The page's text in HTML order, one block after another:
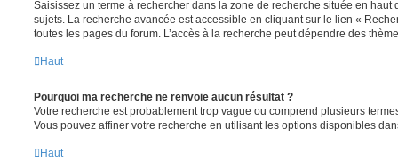
Saisissez un terme à rechercher dans la zone de recherche située en haut
sujets. La recherche avancée est accessible en cliquant sur le lien «
toutes les pages du forum. L’accès à la recherche peut dépendre des
Haut
Pourquoi ma recherche ne renvoie aucun résultat ?
Votre recherche est probablement trop vague ou comprend plusieurs
Vous pouvez affiner votre recherche en utilisant les options disponibles
Haut